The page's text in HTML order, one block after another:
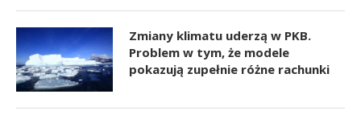
Zmiany klimatu uderzą w PKB.
Problem w tym, że modele
pokazują zupełnie różne rachunki